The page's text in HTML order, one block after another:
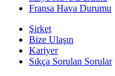
Fransa Hava Durumu
Şirket
Bize Ulaşın
Kariyer
Sıkça Sorulan Sorular